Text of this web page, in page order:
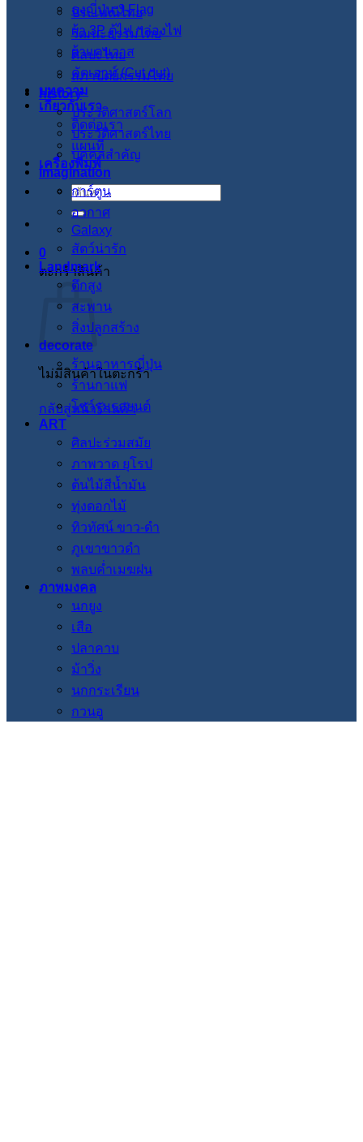
ธงญี่ปุ่น J-Flag
ผ้า 3P ตู้ไฟ กล่องไฟ
ผ้าแคนวาส
คัตเอาท์ (Cut out)
บทความ
เกี่ยวกับเรา
ติดต่อเรา
แผนที่
เครื่องพิมพ์
ค้นหา:
0
ตะกร้าสินค้า
ไม่มีสินค้าในตะกร้า
กลับสู่หน้าร้านค้า
ประเพณีไทย
วัฒนะธรรมไทย
ศิลปะไทย
สภาปัตย์กรรมไทย
history
ประวัติศาสตร์โลก
ประวัติศาสตร์ไทย
บุคคลสำคัญ
imagination
การ์ตูน
อวกาศ
Galaxy
สัตว์น่ารัก
Landmark
ตึกสูง
สะพาน
สิ่งปลูกสร้าง
decorate
ร้านอาหารญี่ปุ่น
ร้านกาแฟ
โชว์รูมรถยนต์
ART
ศิลปะร่วมสมัย
ภาพวาด ยุโรป
ต้นไม้สีน้ำมัน
ทุ่งดอกไม้
ทิวทัศน์ ขาว-ดำ
ภูเขาขาวดำ
พลบค่ำเมฆฝน
ภาพมงคล
นกยูง
เสือ
ปลาคาบ
ม้าวิ่ง
นกกระเรียน
กวนอู